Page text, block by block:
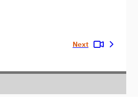
Next